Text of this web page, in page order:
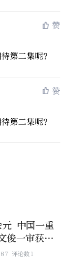
赞
第二集呢？
赞
第二集呢？
中国一重
俊一审获刑1
评论数 1